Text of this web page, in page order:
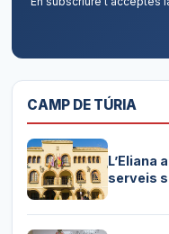
CAMP DE TÚRIA
L’Eliana
serveis